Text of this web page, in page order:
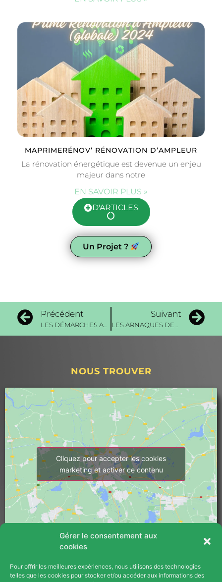
Gérer le consentement aux
cookies
Pour offrir les meilleures expériences, nous utilisons des technologies
telles que les cookies pour stocker et/ou accéder aux informations des
MAPRIMERÉNOV’ RÉNOVATION D’AMPLEUR
La rénovation énergétique est devenue un enjeu
majeur dans notre
EN SAVOIR PLUS »
D'ARTICLES
Un Projet ?
Précédent Suivant
NOUS TROUVER
Cliquez pour accepter les cookies
marketing et activer ce contenu
PLAN DU SITE